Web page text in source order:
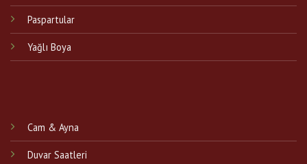
Paspartular
Yağlı Boya
Cam & Ayna
Duvar Saatleri